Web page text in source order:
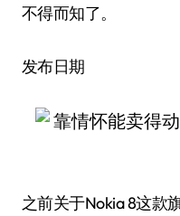
不得而知了。
发布日期
之前关于Nokia 8这款